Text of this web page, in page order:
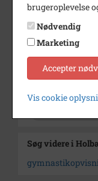
Dateringsnote
Fotograf
Arkiv
Søg videre i
brugeroplevelse
Nødvendig
Marketing
Accepter
Vis cookie